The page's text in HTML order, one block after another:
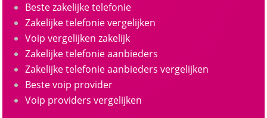
Beste zakelijke telefonie
Zakelijke telefonie vergelijken
Voip vergelijken zakelijk
Zakelijke telefonie aanbieders
Zakelijke telefonie aanbieders vergelijken
Beste voip provider
Voip providers vergelijken